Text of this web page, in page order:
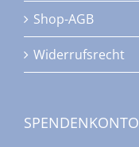
Shop-AGB
Widerrufsrecht
SPENDENKONTO